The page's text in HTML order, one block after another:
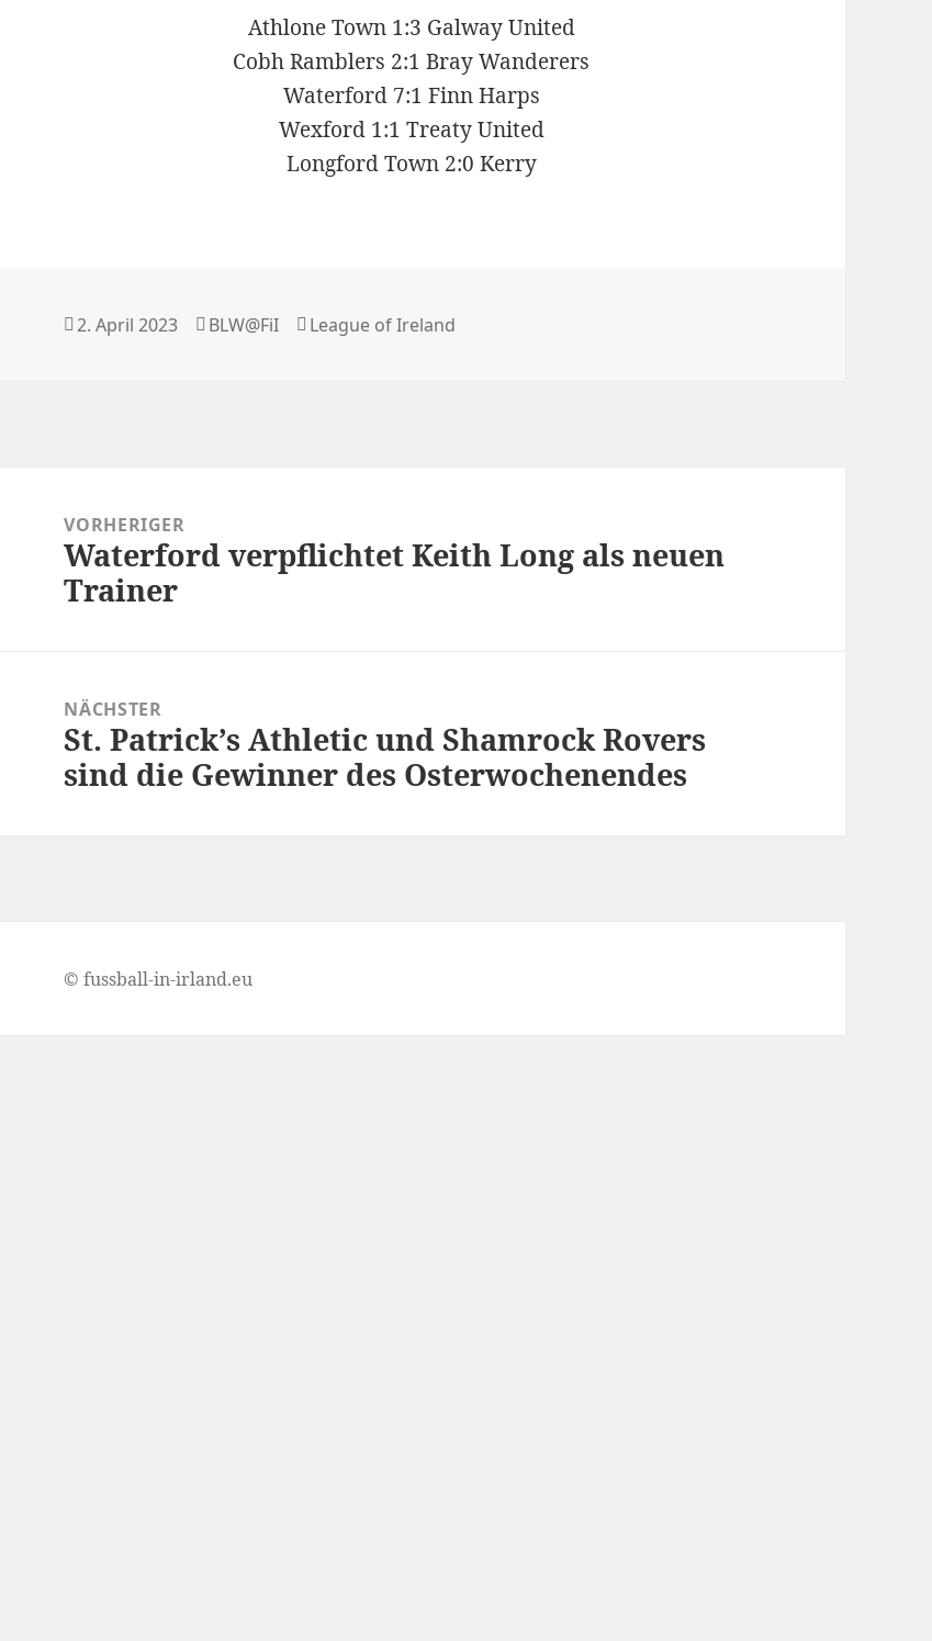
Athlone Town 1:3 Galway United
Cobh Ramblers 2:1 Bray Wanderers
Waterford 7:1 Finn Harps
Wexford 1:1 Treaty United
Longford Town 2:0 Kerry
Veröffentlicht
2. April 2023 Autor
BLW@FiI Kategorien
League of Ireland
VORHERIGER
Vorheriger
Beitrag:
Waterford verpflichtet Keith Long als neuen
Trainer
NÄCHSTER
Nächster
Beitrag:
St. Patrick’s Athletic und Shamrock Rovers
sind die Gewinner des Osterwochenendes
© fussball-in-irland.eu